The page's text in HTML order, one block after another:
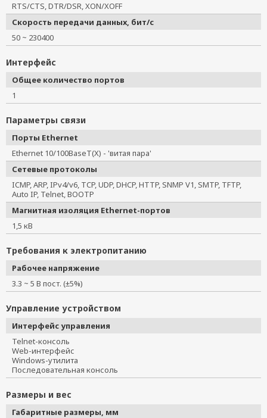
RTS/CTS, DTR/DSR, XON/XOFF
Скорость передачи данных, бит/с
50 ~ 230400
Интерфейс
Общее количество портов
1
Параметры связи
Порты Ethernet
Ethernet 10/100BaseT(X) - 'витая пара'
Сетевые протоколы
ICMP, ARP, IPv4/v6, TCP, UDP, DHCP, HTTP, SNMP V1, SMTP, TFTP,
Auto IP, Telnet, BOOTP
Магнитная изоляция Ethernet-портов
1,5 кВ
Требования к электропитанию
Рабочее напряжение
3.3 ~ 5 В пост. (±5%)
Управление устройством
Интерфейс управления
Telnet-консоль
Web-интерфейс
Windows-утилита
Последовательная консоль
Размеры и вес
Габаритные размеры, мм